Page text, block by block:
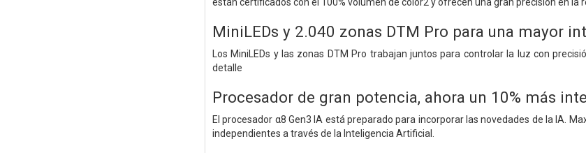
están certificados con el 100% volumen de color2 y ofrecen una gran precisión en
MiniLEDs y 2.040 zonas DTM Pro para una mayor
Los MiniLEDs y las zonas DTM Pro trabajan juntos para controlar la luz con
detalle
Procesador de gran potencia, ahora un 10% más
El procesador α8 Gen3 IA está preparado para incorporar las novedades de la IA.
independientes a través de la Inteligencia Artificial.